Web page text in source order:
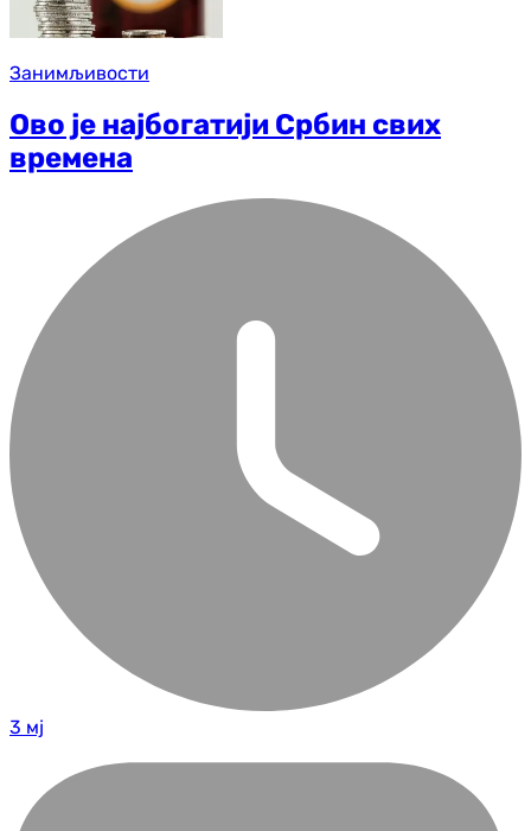
Занимљивости
Ово је најбогатији Србин свих
времена
3 мј